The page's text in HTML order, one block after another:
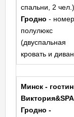
спальни, 2 чел.)
Гродно -
полулюкс
(двуспальная
кровать и
Минск -
Виктория&SPA
Гродно -